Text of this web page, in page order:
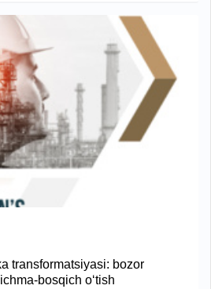
transformatsiyasi: bozor
bosqich o‘tish